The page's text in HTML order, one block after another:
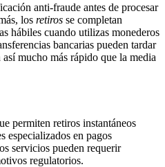
anti-fraude antes de procesar
los retiros se completan
hábiles cuando utilizas monederos
bancarias pueden tardar
mucho más rápido que la media
permiten retiros instantáneos
especializados en pagos
servicios pueden requerir
regulatorios.